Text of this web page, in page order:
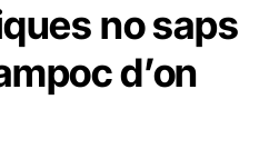
no saps
d’on